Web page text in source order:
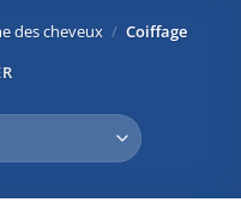
des cheveux / Coiffage